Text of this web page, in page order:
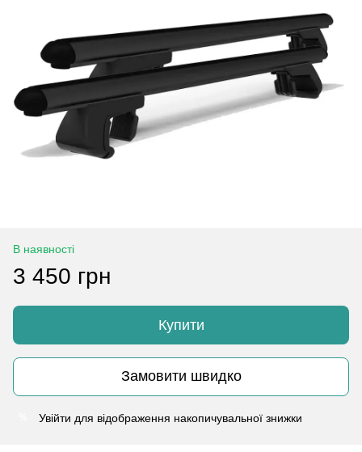
В наявності
3 450 грн
Купити
Замовити швидко
Увійти для відображення накопичувальної знижки